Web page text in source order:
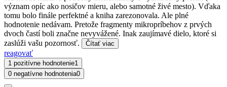
význam opíc ako nosičov mieru, alebo samotné živé mesto). Vďaka
tomu bolo finále perfektné a kniha zarezonovala. Ale plné
hodnotenie nedávam. Pretože fragmenty mikropríbehov z prvých
dvoch častí boli značne nevyvážené. Inak zaujímavé dielo, ktoré si
zaslúži vašu pozornosť.
Čítať viac
reagovať
1 pozitívne hodnotenie1
0 negatívne hodnotenia0